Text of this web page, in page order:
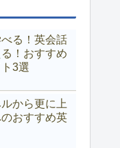
る！英会話
！おすすめ
3選
から更に上
おすすめ英